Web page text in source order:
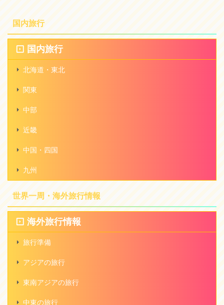
国内旅行
国内旅行
北海道・東北
関東
中部
近畿
中国・四国
九州
世界一周・海外旅行情報
海外旅行情報
旅行準備
アジアの旅行
東南アジアの旅行
中東の旅行